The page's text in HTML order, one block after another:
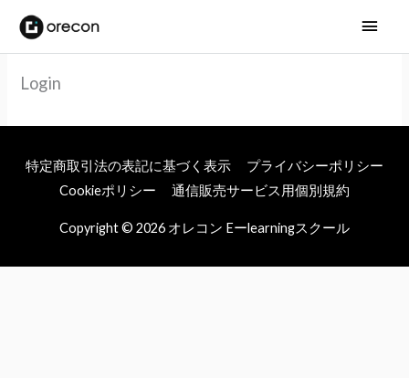
メ
イ
メ
ニ
Login
特定商取引法の表記に基づく表示
プライバシーポリシー
Cookieポリシー
通信販売サービス用個別規約
Copyright © 2026 オレコン Eーlearningスクール